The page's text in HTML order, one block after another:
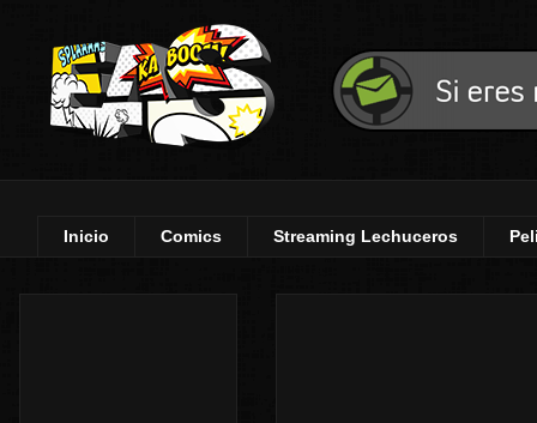
Inicio Comics Streaming Lechuceros